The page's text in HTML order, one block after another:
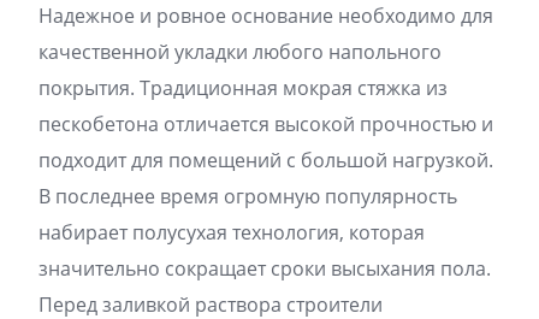
Надежное и ровное основание необходимо для
качественной укладки любого напольного
покрытия. Традиционная мокрая стяжка из
пескобетона отличается высокой прочностью и
подходит для помещений с большой нагрузкой.
В последнее время огромную популярность
набирает полусухая технология, которая
значительно сокращает сроки высыхания пола.
Перед заливкой раствора строители